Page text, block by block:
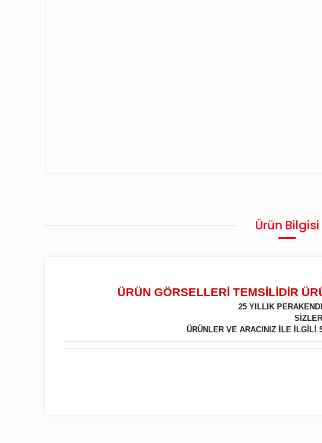
Ürün Bilgisi
ÜRÜN GÖRSELLERİ TEMSİLİDİR
25 YILLIK
ÜRÜNLER VE ARACINIZ İLE İLGİLİ